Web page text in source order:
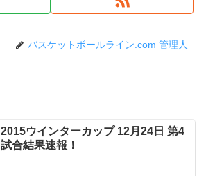
バスケットボールライン.com 管理人
2015ウインターカップ 12月24日 第4
試合結果速報！